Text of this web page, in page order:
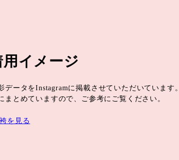
イメージ
データをInstagramに掲載させていただいています。
まとめていますので、ご参考にご覧ください。
を見る